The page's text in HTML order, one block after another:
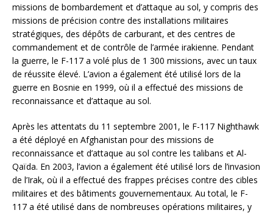
missions de bombardement et d’attaque au sol, y compris des
missions de précision contre des installations militaires
stratégiques, des dépôts de carburant, et des centres de
commandement et de contrôle de l’armée irakienne. Pendant
la guerre, le F-117 a volé plus de 1 300 missions, avec un taux
de réussite élevé. L’avion a également été utilisé lors de la
guerre en Bosnie en 1999, où il a effectué des missions de
reconnaissance et d’attaque au sol.
Après les attentats du 11 septembre 2001, le F-117 Nighthawk
a été déployé en Afghanistan pour des missions de
reconnaissance et d’attaque au sol contre les talibans et Al-
Qaïda. En 2003, l’avion a également été utilisé lors de l’invasion
de l’Irak, où il a effectué des frappes précises contre des cibles
militaires et des bâtiments gouvernementaux. Au total, le F-
117 a été utilisé dans de nombreuses opérations militaires, y